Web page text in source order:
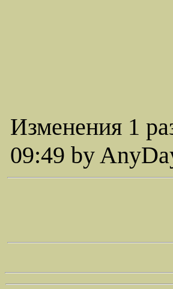
Изменения 1
09:49 by